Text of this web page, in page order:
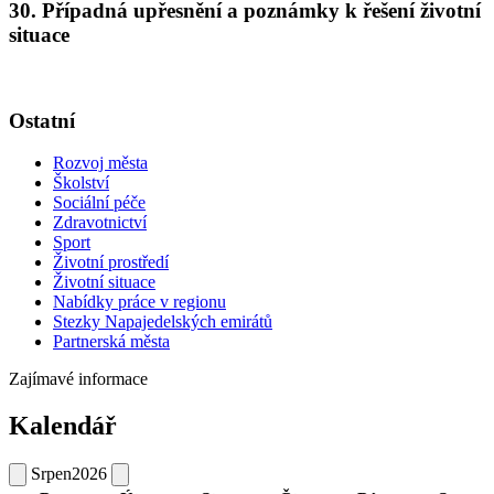
30. Případná upřesnění a poznámky k řešení životní
situace
Ostatní
Rozvoj města
Školství
Sociální péče
Zdravotnictví
Sport
Životní prostředí
Životní situace
Nabídky práce v regionu
Stezky Napajedelských emirátů
Partnerská města
Zajímavé informace
Kalendář
Srpen2026